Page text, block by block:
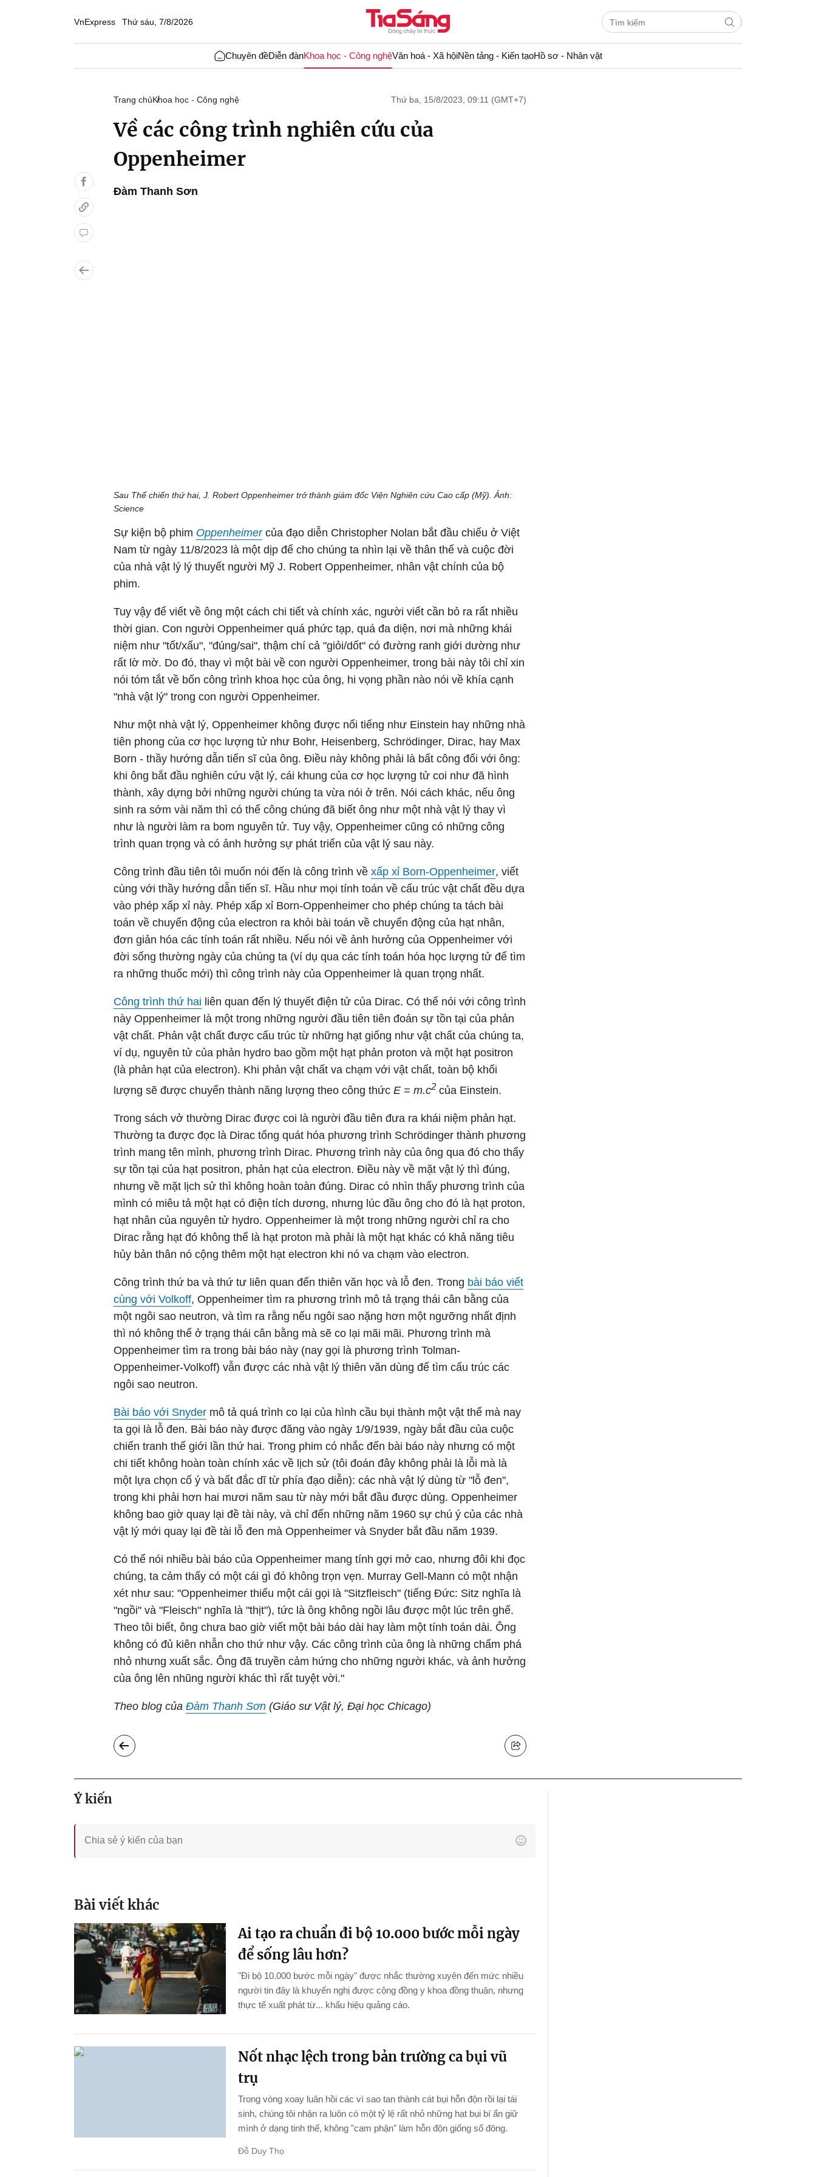
VnExpress Thứ sáu, 7/8/2026
Chuyên đềDiễn đànKhoa học - Công nghệVăn hoá - Xã hộiNền tảng - Kiến tạoHồ sơ - Nhân vật
Trang chủKhoa học - Công nghệ Thứ ba, 15/8/2023, 09:11 (GMT+7)
Về các công trình nghiên cứu của
Oppenheimer
Đàm Thanh Sơn
Sau Thế chiến thứ hai, J. Robert Oppenheimer trở thành giám đốc Viện Nghiên cứu Cao cấp (Mỹ). Ảnh:
Science
Sự kiện bộ phim Oppenheimercủa đạo diễn Christopher Nolan bắt đầu chiếu ở Việt
Nam từ ngày 11/8/2023 là một dịp để cho chúng ta nhìn lại về thân thế và cuộc đời
của nhà vật lý lý thuyết người Mỹ J. Robert Oppenheimer, nhân vật chính của bộ
phim.
Tuy vậy để viết về ông một cách chi tiết và chính xác, người viết cần bỏ ra rất nhiều
thời gian. Con người Oppenheimer quá phức tạp, quá đa diện, nơi mà những khái
niệm như "tốt/xấu", "đúng/sai", thậm chí cả "giỏi/dốt" có đường ranh giới dường như
rất lờ mờ. Do đó, thay vì một bài về con người Oppenheimer, trong bài này tôi chỉ xin
nói tóm tắt về bốn công trình khoa học của ông, hi vọng phần nào nói về khía cạnh
"nhà vật lý" trong con người Oppenheimer.
Như một nhà vật lý, Oppenheimer không được nổi tiếng như Einstein hay những nhà
tiên phong của cơ học lượng tử như Bohr, Heisenberg, Schrödinger, Dirac, hay Max
Born - thầy hướng dẫn tiến sĩ của ông. Điều này không phải là bất công đối với ông:
khi ông bắt đầu nghiên cứu vật lý, cái khung của cơ học lượng tử coi như đã hình
thành, xây dựng bởi những người chúng ta vừa nói ở trên. Nói cách khác, nếu ông
sinh ra sớm vài năm thì có thể công chúng đã biết ông như một nhà vật lý thay vì
như là người làm ra bom nguyên tử. Tuy vậy, Oppenheimer cũng có những công
trình quan trọng và có ảnh hưởng sự phát triển của vật lý sau này.
Công trình đầu tiên tôi muốn nói đến là công trình về xấp xỉ Born-Oppenheimer, viết
cùng với thầy hướng dẫn tiến sĩ. Hầu như mọi tính toán về cấu trúc vật chất đều dựa
vào phép xấp xỉ này. Phép xấp xỉ Born-Oppenheimer cho phép chúng ta tách bài
toán về chuyển động của electron ra khỏi bài toán về chuyển động của hạt nhân,
đơn giản hóa các tính toán rất nhiều. Nếu nói về ảnh hưởng của Oppenheimer với
đời sống thường ngày của chúng ta (ví dụ qua các tính toán hóa học lượng tử để tìm
ra những thuốc mới) thì công trình này của Oppenheimer là quan trọng nhất.
Công trình thứ hai liên quan đến lý thuyết điện tử của Dirac. Có thể nói với công trình
này Oppenheimer là một trong những người đầu tiên tiên đoán sự tồn tại của phản
vật chất. Phản vật chất được cấu trúc từ những hạt giống như vật chất của chúng ta,
ví dụ, nguyên tử của phản hydro bao gồm một hạt phản proton và một hạt positron
(là phản hạt của electron). Khi phản vật chất va chạm với vật chất, toàn bộ khối
lượng sẽ được chuyển thành năng lượng theo công thức E = m.c2 của Einstein.
Trong sách vở thường Dirac được coi là người đầu tiên đưa ra khái niệm phản hạt.
Thường ta được đọc là Dirac tổng quát hóa phương trình Schrödinger thành phương
trình mang tên mình, phương trình Dirac. Phương trình này của ông qua đó cho thấy
sự tồn tại của hạt positron, phản hạt của electron. Điều này về mặt vật lý thì đúng,
nhưng về mặt lịch sử thì không hoàn toàn đúng. Dirac có nhìn thấy phương trình của
mình có miêu tả một hạt có điện tích dương, nhưng lúc đầu ông cho đó là hạt proton,
hạt nhân của nguyên tử hydro. Oppenheimer là một trong những người chỉ ra cho
Dirac rằng hạt đó không thể là hạt proton mà phải là một hạt khác có khả năng tiêu
hủy bản thân nó cộng thêm một hạt electron khi nó va chạm vào electron.
Công trình thứ ba và thứ tư liên quan đến thiên văn học và lỗ đen. Trong bài báo viết
cùng với Volkoff, Oppenheimer tìm ra phương trình mô tả trạng thái cân bằng của
một ngôi sao neutron, và tìm ra rằng nếu ngôi sao nặng hơn một ngưỡng nhất định
thì nó không thể ở trạng thái cân bằng mà sẽ co lại mãi mãi. Phương trình mà
Oppenheimer tìm ra trong bài báo này (nay gọi là phương trình Tolman-
Oppenheimer-Volkoff) vẫn được các nhà vật lý thiên văn dùng để tìm cấu trúc các
ngôi sao neutron.
Bài báo với Snyder mô tả quá trình co lại của hình cầu bụi thành một vật thể mà nay
ta gọi là lỗ đen. Bài báo này được đăng vào ngày 1/9/1939, ngày bắt đầu của cuộc
chiến tranh thế giới lần thứ hai. Trong phim có nhắc đến bài báo này nhưng có một
chi tiết không hoàn toàn chính xác về lịch sử (tôi đoán đây không phải là lỗi mà là
một lựa chọn cố ý và bất đắc dĩ từ phía đạo diễn): các nhà vật lý dùng từ "lỗ đen",
trong khi phải hơn hai mươi năm sau từ này mới bắt đầu được dùng. Oppenheimer
không bao giờ quay lại đề tài này, và chỉ đến những năm 1960 sự chú ý của các nhà
vật lý mới quay lại đề tài lỗ đen mà Oppenheimer và Snyder bắt đầu năm 1939.
Có thể nói nhiều bài báo của Oppenheimer mang tính gợi mở cao, nhưng đôi khi đọc
chúng, ta cảm thấy có một cái gì đó không trọn vẹn. Murray Gell-Mann có một nhận
xét như sau: "Oppenheimer thiếu một cái gọi là "Sitzfleisch" (tiếng Đức: Sitz nghĩa là
"ngồi" và "Fleisch" nghĩa là "thịt"), tức là ông không ngồi lâu được một lúc trên ghế.
Theo tôi biết, ông chưa bao giờ viết một bài báo dài hay làm một tính toán dài. Ông
không có đủ kiên nhẫn cho thứ như vậy. Các công trình của ông là những chấm phá
nhỏ nhưng xuất sắc. Ông đã truyền cảm hứng cho những người khác, và ảnh hưởng
của ông lên nhũng người khác thì rất tuyệt vời."
Theo blog của Đàm Thanh Sơn (Giáo sư Vật lý, Đại học Chicago)
Ý kiến
Bài viết khác
Ai tạo ra chuẩn đi bộ 10.000 bước mỗi ngày
để sống lâu hơn?
"Đi bộ 10.000 bước mỗi ngày" được nhắc thường xuyên đến mức nhiều
người tin đây là khuyến nghị được cộng đồng y khoa đồng thuận, nhưng
thực tế xuất phát từ... khẩu hiệu quảng cáo.
Nốt nhạc lệch trong bản trường ca bụi vũ
trụ
Trong vòng xoay luân hồi các vì sao tan thành cát bụi hỗn độn rồi lại tái
sinh, chúng tôi nhận ra luôn có một tỷ lệ rất nhỏ những hạt bụi bí ẩn giữ
mình ở dạng tinh thể, không "cam phận" làm hỗn độn giống số đông.
Đỗ Duy Thọ